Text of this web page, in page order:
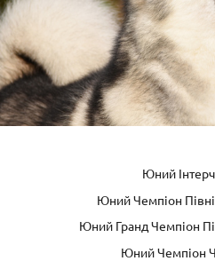
Юний
Юний Чемпіон
Юний Гранд Чемпіон
Юний Чемпіон